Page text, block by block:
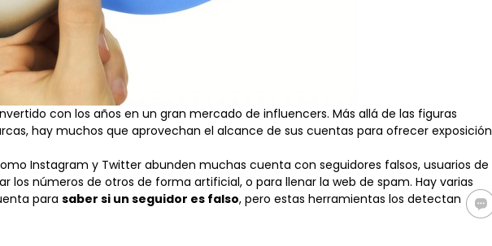
con los años en un gran mercado de influencers. Más allá de las figuras
hay muchos que aprovechan el alcance de sus cuentas para ofrecer exposición
Instagram y Twitterabunden muchas cuenta con seguidores falsos, usuarios de
los números de otros de forma artificial, o para llenar la web de spam. Hay varias
para saber si un seguidor es falso, pero estas herramientas los detectan